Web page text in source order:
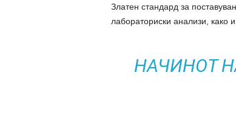
Златен стандард за
лабораториски анализи, како
НАЧИНОТ